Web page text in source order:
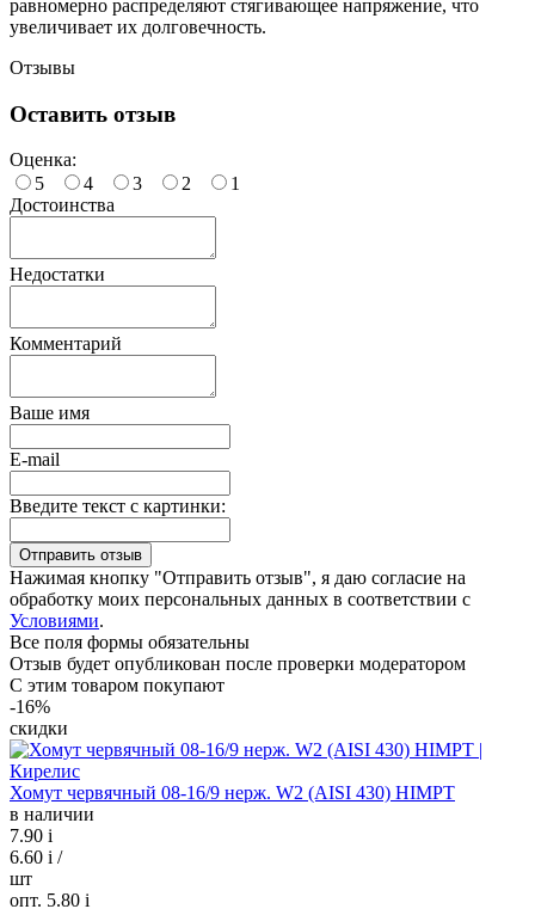
равномерно распределяют стягивающее напряжение, что
увеличивает их долговечность.
Отзывы
Оставить отзыв
Оценка:
5
4 3 2
1
Достоинства
Недостатки
Комментарий
Ваше имя
E-mail
Введите текст с картинки:
Нажимая кнопку "Отправить отзыв", я даю согласие на
обработку моих персональных данных в соответствии с
Условиями.
Все поля формы обязательны
Отзыв будет опубликован после проверки модератором
С этим товаром покупают
-16%
скидки
Хомут червячный 08-16/9 нерж. W2 (AISI 430) HIMPT
в наличии
7.90 i
6.60 i /
шт
опт. 5.80 i